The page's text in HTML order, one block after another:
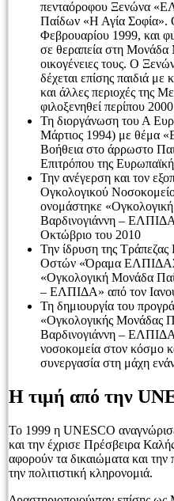
πενταόροφου Ξενώνα
Παίδων «Η Αγία Σοφία».
Φεβρουαρίου 1999, και
σε θεραπεία στη Μονάδα
οικογένειες τους. Ο
δέχεται επίσης παιδιά με
και άλλες περιοχές της
φιλοξενηθεί περίπου 2000
Τη διοργάνωση του Α
Μάρτιος 1994) με θέμα
Βοήθεια στο άρρωστο
Επιτρόπου της
Την ανέγερση και τον
Ογκολογικού
ονομάστηκε
Βαρδινογιάννη –
Οκτώβριο του 2010
Την ίδρυση της
Οστών «Όραμα
«Ογκολογική Μονάδα
– ΕΛΠΙΔΑ» από τον
Τη δημιουργία του
«Ογκολογικής Μονάδας
Βαρδινογιάννη –
νοσοκομεία στον κόσμο
συνεργασία στη μάχη
Η τιμή από την
Το 1999 η UNESCO
και την έχρισε Πρέσβειρα
αφορούν τα δικαιώματα και
την πολιτιστική κληρονομιά.